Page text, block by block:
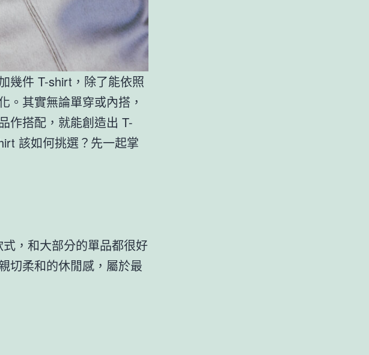
幾件 T-shirt，除了能依照
。其實無論單穿或內搭，
作搭配，就能創造出 T-
該如何挑選？先一起掌
，和大部分的單品都很好
切柔和的休閒感，屬於最